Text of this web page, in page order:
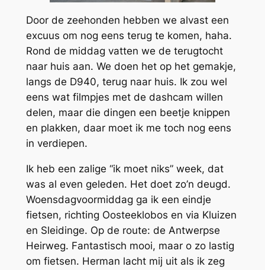
Door de zeehonden hebben we alvast een
excuus om nog eens terug te komen, haha.
Rond de middag vatten we de terugtocht
naar huis aan. We doen het op het gemakje,
langs de D940, terug naar huis. Ik zou wel
eens wat filmpjes met de dashcam willen
delen, maar die dingen een beetje knippen
en plakken, daar moet ik me toch nog eens
in verdiepen.
Ik heb een zalige “ik moet niks” week, dat
was al even geleden. Het doet zo’n deugd.
Woensdagvoormiddag ga ik een eindje
fietsen, richting Oosteeklobos en via Kluizen
en Sleidinge. Op de route: de Antwerpse
Heirweg. Fantastisch mooi, maar o zo lastig
om fietsen. Herman lacht mij uit als ik zeg